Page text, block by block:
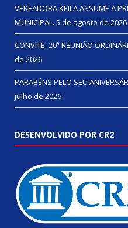
VEREADORA KEILA ASSUME A
MUNICIPAL. 5 de agosto de 2026
CONVITE: 20ª REUNIÃO
de 2026
PARABÉNS PELO SEU
julho de 2026
DESENVOLVIDO POR CR2